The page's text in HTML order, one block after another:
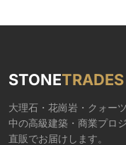
STONETRADES
大理石・花崗岩・クォー
中の高級建築・商業プロ
直販でお届けします。